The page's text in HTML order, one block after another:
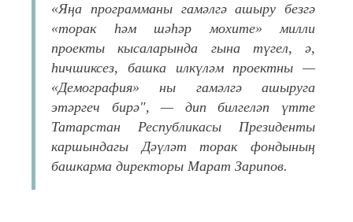
«Яңа программаны гамәлгә ашыру безгә
«торак һәм шәһәр мохите» милли
проекты кысаларында гына түгел, ә,
һичшиксез, башка илкүләм проектны —
«Демография» ны гамәлгә ашыруга
этәргеч бирә", — дип билгеләп үтте
Татарстан Республикасы Президенты
каршындагы Дәүләт торак фондының
башкарма директоры Марат Зарипов.